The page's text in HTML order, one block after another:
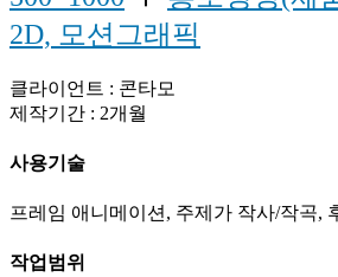
2D, 모션그래픽
클라이언트 : 콘타모
제작기간 : 2개월
사용기술
프레임 애니메이션, 주제가 작사/작곡,
작업범위